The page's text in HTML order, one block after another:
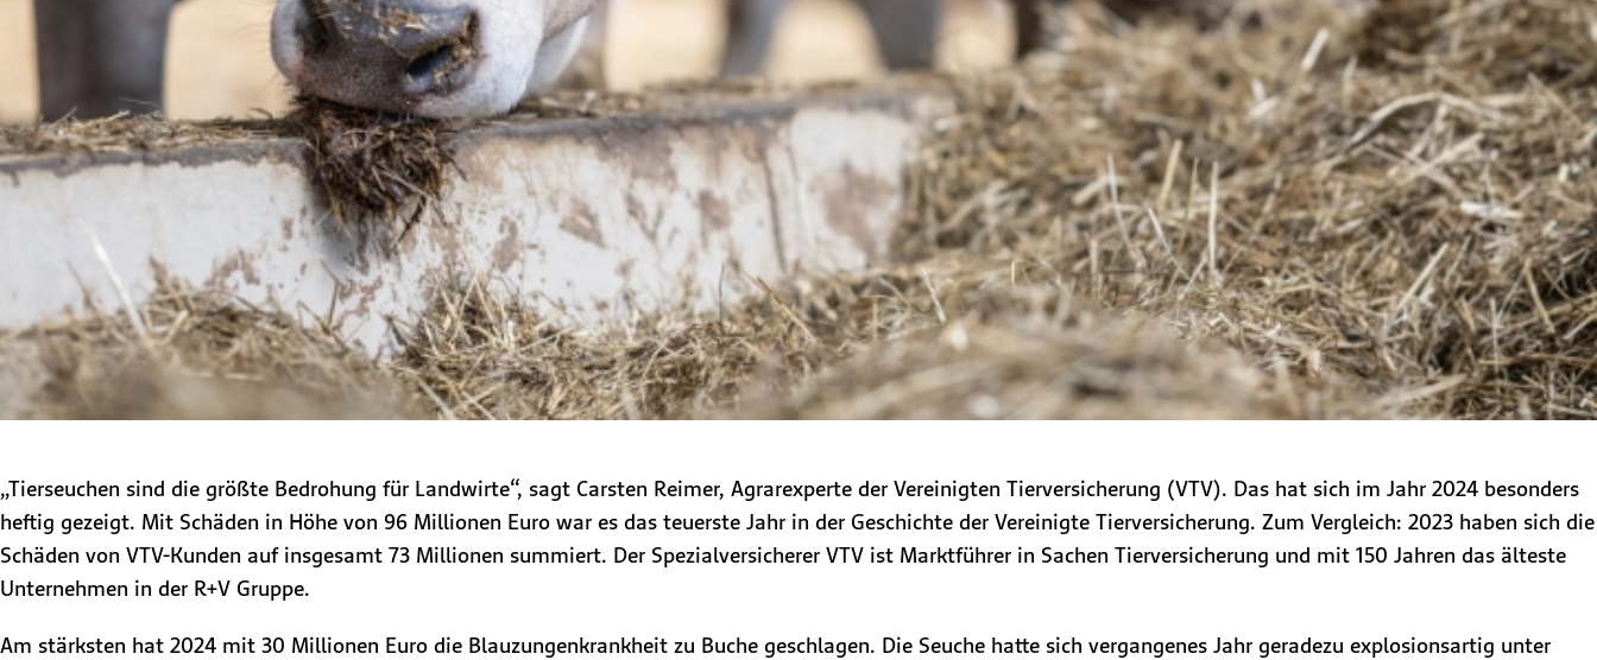
„Tierseuchen sind die größte Bedrohung für Landwirte“, sagt Carsten Reimer, Agrarexperte der Vereinigten Tierversicherung (VTV). Das hat sich im Jahr 2024 besonders
heftig gezeigt. Mit Schäden in Höhe von 96 Millionen Euro war es das teuerste Jahr in der Geschichte der Vereinigte Tierversicherung. Zum Vergleich: 2023 haben sich die
Schäden von VTV-Kunden auf insgesamt 73 Millionen summiert. Der Spezialversicherer VTV ist Marktführer in Sachen Tierversicherung und mit 150 Jahren das älteste
Unternehmen in der R+V Gruppe.
Am stärksten hat 2024 mit 30 Millionen Euro die Blauzungenkrankheit zu Buche geschlagen. Die Seuche hatte sich vergangenes Jahr geradezu explosionsartig unter